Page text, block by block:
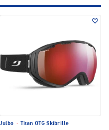
Julbo · Titan OTG Skibrille